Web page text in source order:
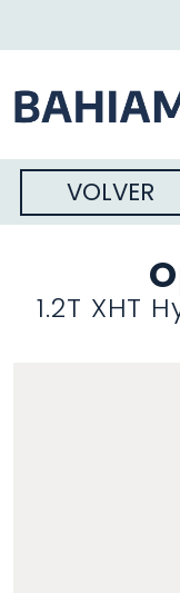
VOLVER
1.2T XHT